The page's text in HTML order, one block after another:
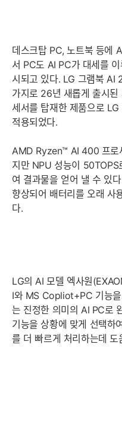
데스크탑 PC, 노트북 등에
서 PC도 AI PC가 대세를
시되고 있다. LG 그램북
가지로 26년 새롭게 출시
세서를 탑재한 제품으로
적용되었다.
AMD Ryzen™ AI 400 프로
지만 NPU 성능이 50TOPS
여 결과물을 얻어 낼 수 있
향상되어 배터리를 오래 사
다.
LG의 AI 모델 엑사원
I와 MS Copliot+PC 기능
는 진정한 의미의 AI PC로
기능을 상황에 맞게 선택하
를 더 빠르게 처리하는데 도